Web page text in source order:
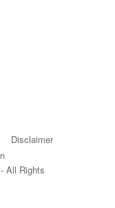
Disclaimer
All Rights